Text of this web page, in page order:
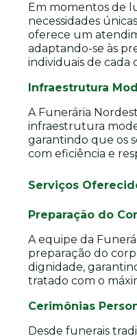
Em momentos de
necessidades
oferece um
adaptando-se às
individuais de cada
Infraestrutura
A Funerária
infraestrutura
garantindo que os
com eficiência e
Serviços
Preparação do
A equipe da
preparação do
dignidade,
tratado com o
Cerimônias
Desde funerais